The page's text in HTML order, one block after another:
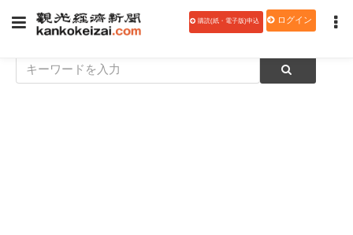
購読(紙・電子版)申込 ログイン